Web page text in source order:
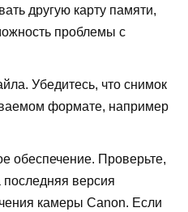
другую карту памяти,
проблемы с
Убедитесь, что снимок
формате, например
обеспечение. Проверьте,
последняя версия
камеры Canon. Если